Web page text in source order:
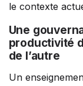
le contexte
Une
productivité
de l’autre
Un